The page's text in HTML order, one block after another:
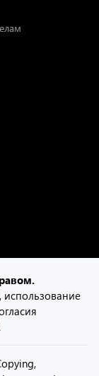
использование